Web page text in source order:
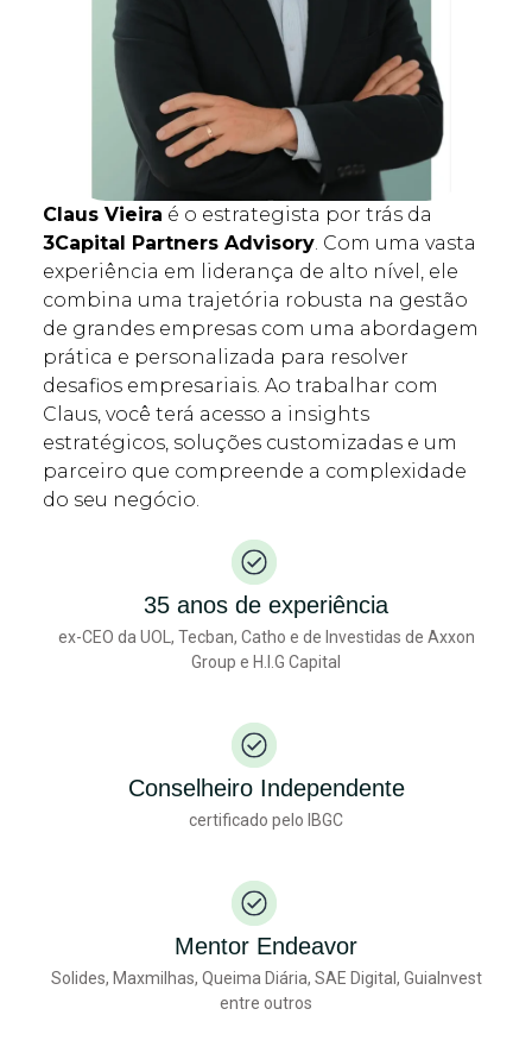
Claus Vieira é o estrategista por trás da
3Capital Partners Advisory. Com uma vasta
experiência em liderança de alto nível, ele
combina uma trajetória robusta na gestão
de grandes empresas com uma abordagem
prática e personalizada para resolver
desafios empresariais. Ao trabalhar com
Claus, você terá acesso a insights
estratégicos, soluções customizadas e um
parceiro que compreende a complexidade
do seu negócio.
35 anos de experiência
ex-CEO da UOL, Tecban, Catho e de Investidas de Axxon
Group e H.I.G Capital
Conselheiro Independente
certificado pelo IBGC
Mentor Endeavor
Solides, Maxmilhas, Queima Diária, SAE Digital, GuiaInvest
entre outros